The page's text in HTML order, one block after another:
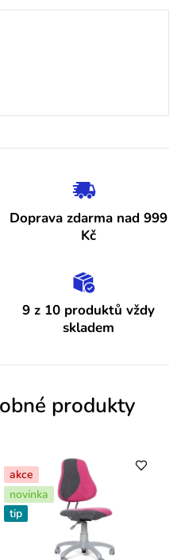
Doprava zdarma nad 999
Kč
9 z 10 produktů vždy
skladem
produkty
akce
novinka
tip